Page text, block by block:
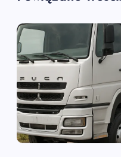
a
c
a
w